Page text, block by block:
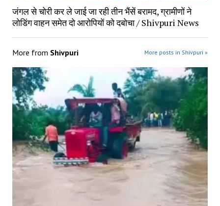
जंगल से चोरी कर ले जाई जा रही तीन भैंसें बरामद, ग्रामीणों ने
लोडिंग वाहन समेत दो आरोपियों को दबोचा / Shivpuri News
More from Shivpuri More posts in Shivpuri »